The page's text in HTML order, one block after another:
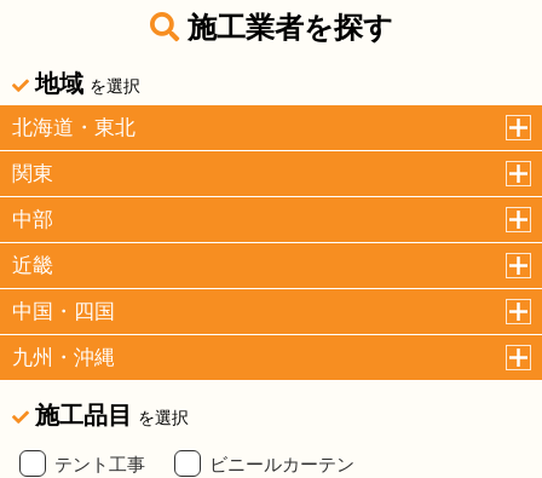
施工業者を探す
地域 を選択
北海道・東北
関東
中部
近畿
中国・四国
九州・沖縄
施工品目 を選択
テント工事 ビニールカーテン